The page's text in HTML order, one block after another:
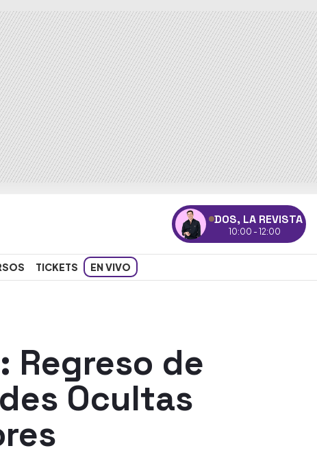
DOS, LA REVISTA
10:00 - 12:00
TICKETS EN VIVO
Regreso de
Ocultas